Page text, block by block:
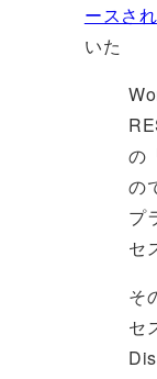
ースさ
いた
の
の
プ
セ
そ
セ